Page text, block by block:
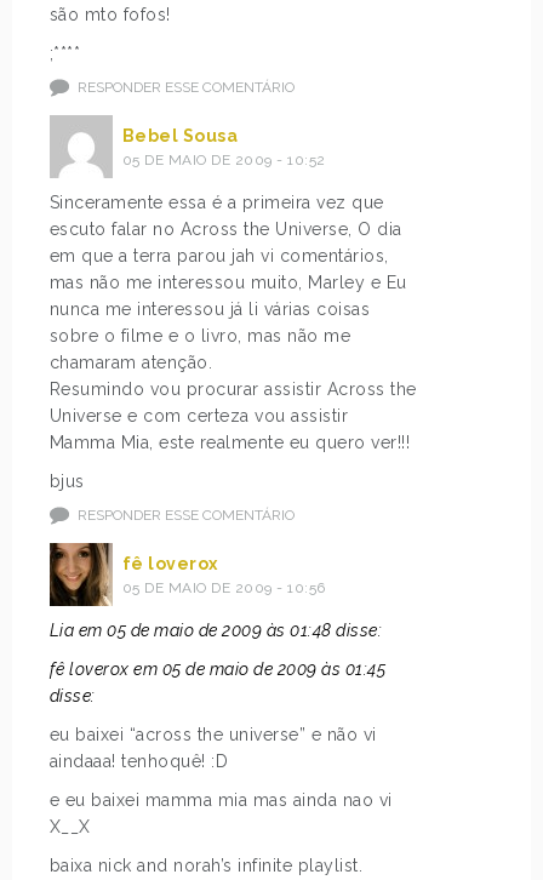
são mto fofos!
;****
RESPONDER ESSE COMENTÁRIO
Bebel Sousa
05 DE MAIO DE 2009 - 10:52
Sinceramente essa é a primeira vez que
escuto falar no Across the Universe, O dia
em que a terra parou jah vi comentários,
mas não me interessou muito, Marley e Eu
nunca me interessou já li várias coisas
sobre o filme e o livro, mas não me
chamaram atenção.
Resumindo vou procurar assistir Across the
Universe e com certeza vou assistir
Mamma Mia, este realmente eu quero ver!!!
bjus
RESPONDER ESSE COMENTÁRIO
fê loverox
05 DE MAIO DE 2009 - 10:56
Lia em 05 de maio de 2009 às 01:48 disse:
fê loverox em 05 de maio de 2009 às 01:45
disse:
eu baixei “across the universe” e não vi
aindaaa! tenhoquê! :D
e eu baixei mamma mia mas ainda nao vi
X__X
baixa nick and norah’s infinite playlist.